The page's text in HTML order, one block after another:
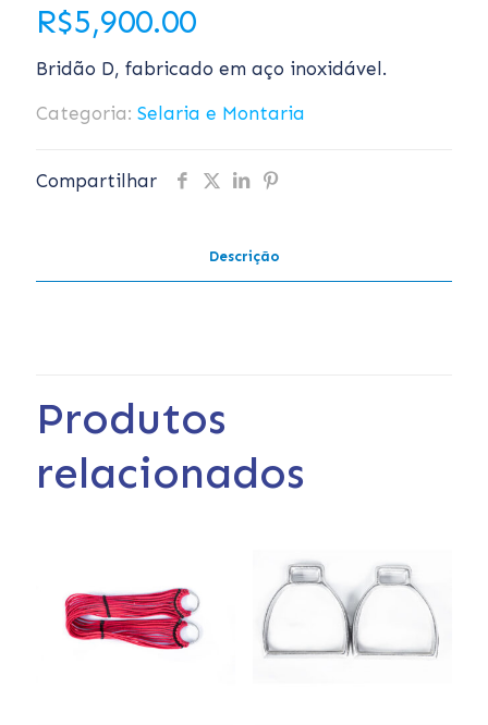
R$5,900.00
Bridão D, fabricado em aço inoxidável.
Categoria: Selaria e Montaria
Compartilhar
Descrição
Produtos
relacionados